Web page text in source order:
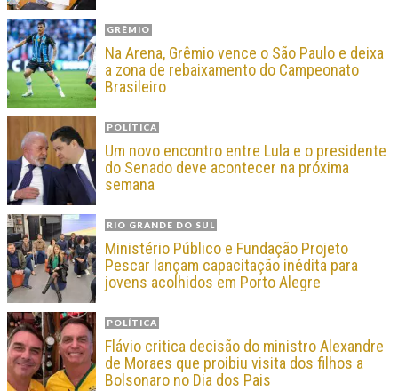
GRÊMIO
Na Arena, Grêmio vence o São Paulo e deixa
a zona de rebaixamento do Campeonato
Brasileiro
POLÍTICA
Um novo encontro entre Lula e o presidente
do Senado deve acontecer na próxima
semana
RIO GRANDE DO SUL
Ministério Público e Fundação Projeto
Pescar lançam capacitação inédita para
jovens acolhidos em Porto Alegre
POLÍTICA
Flávio critica decisão do ministro Alexandre
de Moraes que proibiu visita dos filhos a
Bolsonaro no Dia dos Pais